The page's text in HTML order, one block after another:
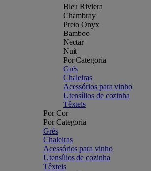
Bleu Riviera
Chambray
Preto Onyx
Bamboo
Nectar
Nuit
Por Categoria
Grés
Chaleiras
Acessórios para vinho
Utensílios de cozinha
Têxteis
Por Cor
Por Categoria
Grés
Chaleiras
Acessórios para vinho
Utensílios de cozinha
Têxteis